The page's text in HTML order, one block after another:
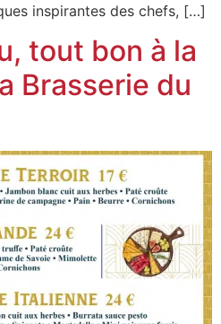
inspirantes des chefs, […]
tout bon à la
Brasserie du